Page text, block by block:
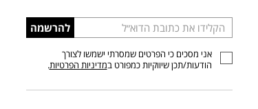
הכניסו
כתובת
דוא”ל
להרשמה
אני מסכים כי הפרטים שמסרתי ישמשו לצורך
הודעות/תכן שיווקיות כמפורט במדיניות הפרטיות.